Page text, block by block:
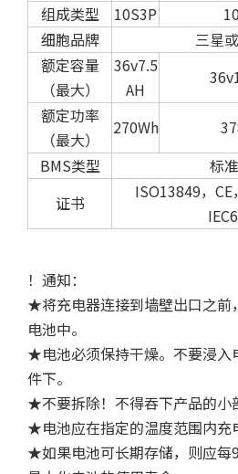
组成类型
10S3P
细胞品牌
三星
额定容量
（最大）
36v7.5
AH
额定功率
（最大）
270Wh
BMS类型
标
证书
ISO13849，CE
！通知：
★将充电器连接到墙壁出口之前
电池中。
★电池必须保持干燥。不要浸入
件下。
★不要拆除！不得吞下产品的小
★电池应在指定的温度范围内
★如果电池可长期存储，则应每